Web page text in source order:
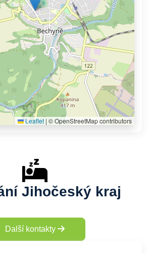
Leaflet | © OpenStreetMap contributors
Jihočeský kraj
Další kontakty